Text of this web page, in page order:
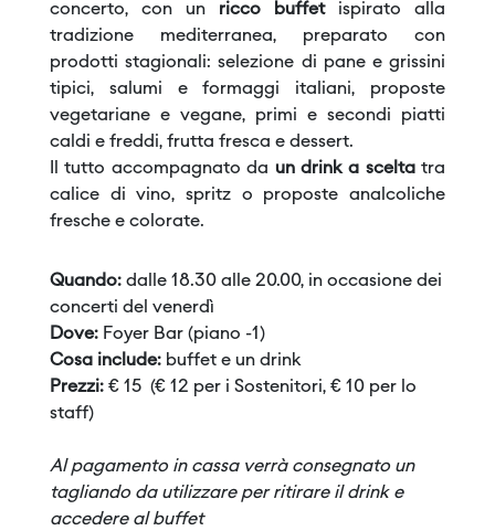
concerto, con un ricco buffetispirato alla
tradizione mediterranea, preparato con
prodotti stagionali: selezione di pane e grissini
tipici, salumi e formaggi italiani, proposte
vegetariane e vegane, primi e secondi piatti
caldi e freddi, frutta fresca e dessert.
Il tutto accompagnato da un drink a sceltatra
calice di vino, spritz o proposte analcoliche
fresche e colorate.
Quando: dalle 18.30 alle 20.00, in occasione dei
concerti del venerdì
Dove: Foyer Bar (piano -1)
Cosa include: buffet e un drink
Prezzi: € 15 (€ 12 per i Sostenitori, € 10 per lo
staff)
Al pagamento in cassa verrà consegnato un
tagliando da utilizzare per ritirare il drink e
accedere al buffet